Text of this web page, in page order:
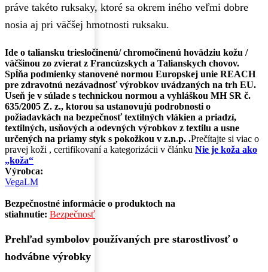
práve takéto ruksaky, ktoré sa okrem iného veľmi dobre
nosia aj pri väčšej hmotnosti ruksaku.
Ide o taliansku triesločinenú/ chromočinenú hovädziu kožu /
väčšinou zo zvierat z Francúzskych a Talianskych chovov.
Spĺňa podmienky stanovené normou Europskej unie REACH
pre zdravotnú nezávadnosť výrobkov uvádzaných na trh EU.
Useň je v súlade s technickou normou a vyhláškou MH SR č.
635/2005 Z. z., ktorou sa ustanovujú podrobnosti o
požiadavkách na bezpečnosť textilných vlákien a priadzí,
textilných, usňových a odevných výrobkov z textilu a usne
určených na priamy styk s pokožkou v z.n.p. .Prečítajte si viac o
pravej koži , certifikovaní a kategorizácii v článku Nie je koža ako
„koža“
Výrobca:
VegaLM
Bezpečnostné informácie o produktoch na
stiahnutie: Bezpečnosť
Prehľad symbolov používaných pre starostlivosť o
hodvábne výrobky